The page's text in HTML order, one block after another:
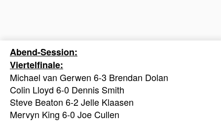
Abend-Session:
Viertelfinale:
Michael van Gerwen 6-3 Brendan Dolan
Colin Lloyd 6-0 Dennis Smith
Steve Beaton 6-2 Jelle Klaasen
Mervyn King 6-0 Joe Cullen